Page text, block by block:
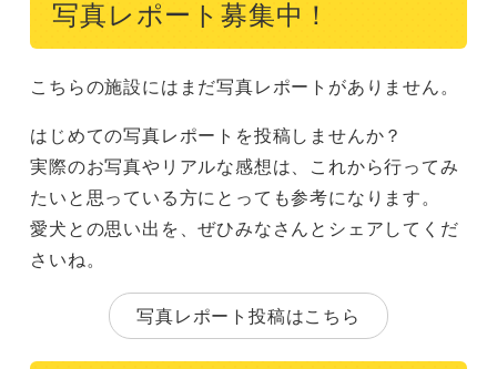
写真レポート募集中！
こちらの施設にはまだ写真レポートがありません。
はじめての写真レポートを投稿しませんか？
実際のお写真やリアルな感想は、これから行ってみ
たいと思っている方にとっても参考になります。
愛犬との思い出を、ぜひみなさんとシェアしてくだ
さいね。
写真レポート投稿はこちら